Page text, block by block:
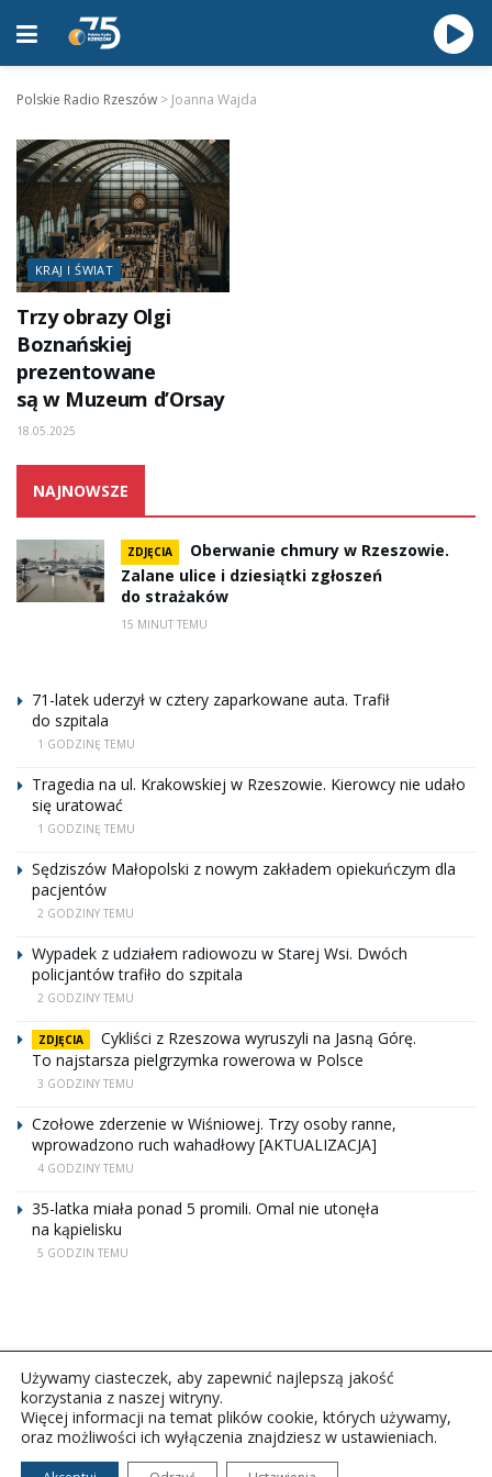
Polskie Radio Rzeszów > Joanna Wajda
KRAJ I ŚWIAT
Trzy obrazy Olgi
Boznańskiej
prezentowane
są w Muzeum d’Orsay
18.05.2025
NAJNOWSZE
ZDJĘCIA
Oberwanie chmury w Rzeszowie.
Zalane ulice i dziesiątki zgłoszeń
do strażaków
15 MINUT TEMU
71-latek uderzył w cztery zaparkowane auta. Trafił
do szpitala
1 GODZINĘ TEMU
Tragedia na ul. Krakowskiej w Rzeszowie. Kierowcy nie udało
się uratować
1 GODZINĘ TEMU
Sędziszów Małopolski z nowym zakładem opiekuńczym dla
pacjentów
2 GODZINY TEMU
Wypadek z udziałem radiowozu w Starej Wsi. Dwóch
policjantów trafiło do szpitala
2 GODZINY TEMU
ZDJĘCIA
Cykliści z Rzeszowa wyruszyli na Jasną Górę.
To najstarsza pielgrzymka rowerowa w Polsce
3 GODZINY TEMU
Czołowe zderzenie w Wiśniowej. Trzy osoby ranne,
wprowadzono ruch wahadłowy [AKTUALIZACJA]
4 GODZINY TEMU
35-latka miała ponad 5 promili. Omal nie utonęła
na kąpielisku
5 GODZIN TEMU
Copyright © 2026Polskie Radio Rzeszów S.A. w likwidacj.
Używamy ciasteczek, aby zapewnić najlepszą jakość
korzystania z naszej witryny.
Więcej informacji na temat plików cookie, których używamy,
oraz możliwości ich wyłączenia znajdziesz w ustawieniach.